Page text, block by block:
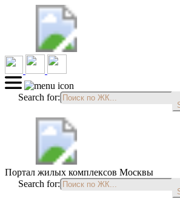
Search for:
Портал жилых комплексов Москвы
Search for: